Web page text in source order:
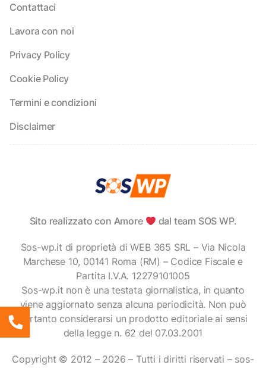
Contattaci
Lavora con noi
Privacy Policy
Cookie Policy
Termini e condizioni
Disclaimer
Sito realizzato con Amore dal team SOS WP.
Sos-wp.it di proprietà di WEB 365 SRL – Via Nicola
Marchese 10, 00141 Roma (RM) – Codice Fiscale e
Partita I.V.A. 12279101005
Sos-wp.it non è una testata giornalistica, in quanto
viene aggiornato senza alcuna periodicità. Non può
pertanto considerarsi un prodotto editoriale ai sensi
della legge n. 62 del 07.03.2001
Copyright © 2012 – 2026 – Tutti i diritti riservati – sos-